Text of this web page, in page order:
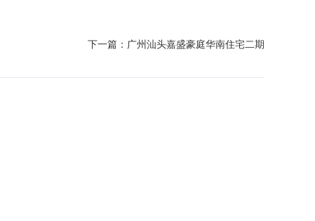
下一篇： 广州汕头嘉盛豪庭华南住宅二期